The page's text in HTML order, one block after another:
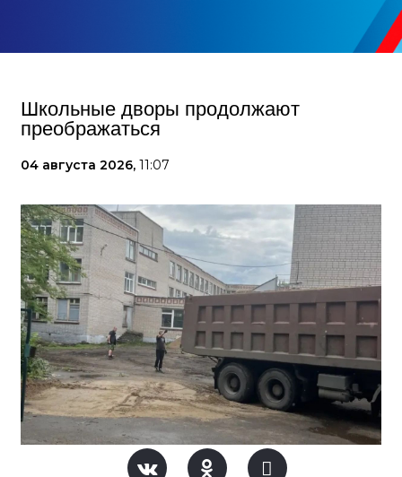
Школьные дворы продолжают
преображаться
04 августа 2026, 11:07